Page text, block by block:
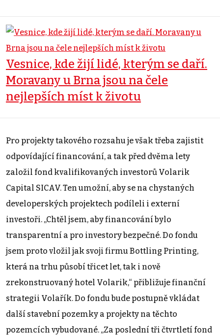
Vesnice, kde žijí lidé, kterým se daří.
Moravany u Brna jsou na čele
nejlepších míst k životu
Pro projekty takového rozsahu je však třeba zajistit
odpovídající financování, a tak před dvěma lety
založil fond kvalifikovaných investorů Volarik
Capital SICAV. Ten umožní, aby se na chystaných
developerských projektech podíleli i externí
investoři. „Chtěl jsem, aby financování bylo
transparentní a pro investory bezpečné. Do fondu
jsem proto vložil jak svoji firmu Bottling Printing,
která na trhu působí třicet let, tak i nově
zrekonstruovaný hotel Volarik,“ přibližuje finanční
strategii Volařík. Do fondu bude postupně vkládat
další stavební pozemky a projekty na těchto
pozemcích vybudované. „Za poslední tři čtvrtletí fond